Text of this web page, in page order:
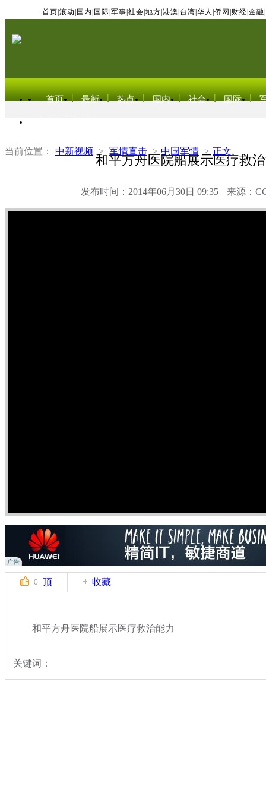
首页 滚动 国内 国际 军事 社会 地方 港澳 台湾 华人 侨网 财经 金融
首页 最新 热点 国内 社会 国际
当前位置： 中新视频 > 军情直击 > 中国军情 > 正文
和平方舟医院船展示医疗救
发布时间：2014年06月30日 09:35 来源：
0 顶 收藏
和平方舟医院船展示医疗救治能力
关键词：